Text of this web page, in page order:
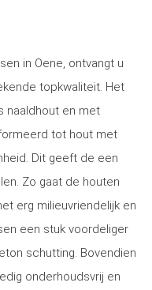
in Oene, ontvangt u
topkwaliteit. Het
naaldhout en met
tot hout met
Dit geeft de een
Zo gaat de houten
erg milieuvriendelijk en
een stuk voordeliger
schutting. Bovendien
onderhoudsvrij en